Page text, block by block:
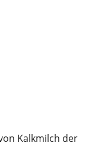
Kalkmilch der